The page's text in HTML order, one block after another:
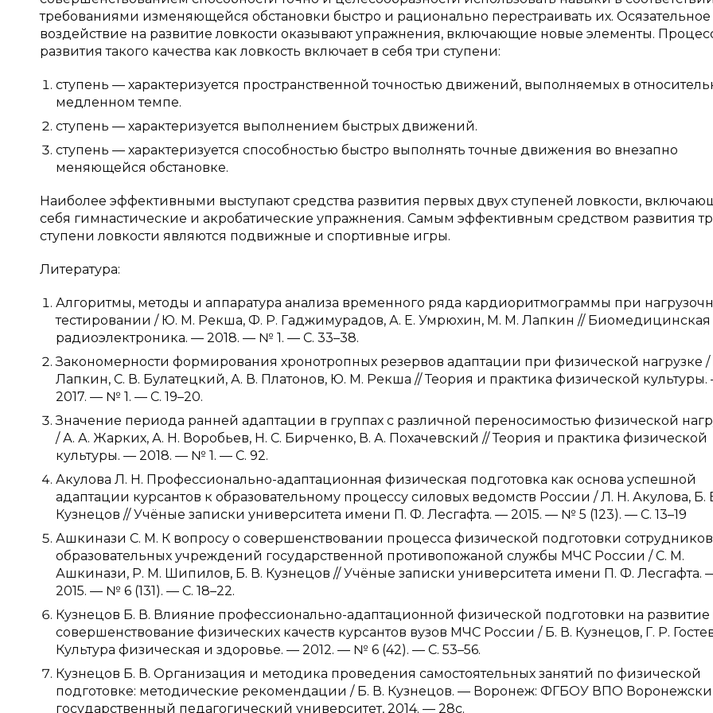
требованиями изменяющейся обстановки быстро и рационально перестраивать их. Осязательное
воздействие на развитие ловкости оказывают упражнения, включающие новые элементы.
развития такого качества как ловкость включает в себя три ступени:
ступень — характеризуется пространственной точностью движений, выполняемых в
медленном темпе.
ступень — характеризуется выполнением быстрых движений.
ступень — характеризуется способностью быстро выполнять точные движения во внезапно
меняющейся обстановке.
Наиболее эффективными выступают средства развития первых двух ступеней ловкости,
себя гимнастические и акробатические упражнения. Самым эффективным средством развития
ступени ловкости являются подвижные и спортивные игры.
Литература:
Алгоритмы, методы и аппаратура анализа временного ряда кардиоритмограммы при
тестировании / Ю. М. Рекша, Ф. Р. Гаджимурадов, А. Е. Умрюхин, М. М. Лапкин // Биомедицинская
радиоэлектроника. — 2018. — № 1. — С. 33–38.
Закономерности формирования хронотропных резервов адаптации при физической нагрузке
Лапкин, С. В. Булатецкий, А. В. Платонов, Ю. М. Рекша // Теория и практика физической
2017. — № 1. — С. 19–20.
Значение периода ранней адаптации в группах с различной переносимостью физической
/ А. А. Жарких, А. Н. Воробьев, Н. С. Бирченко, В. А. Похачевский // Теория и практика физической
культуры. — 2018. — № 1. — С. 92.
Акулова Л. Н. Профессионально-адаптационная физическая подготовка как основа успешной
адаптации курсантов к образовательному процессу силовых ведомств России / Л. Н. Акулова, Б.
Кузнецов // Учёные записки университета имени П. Ф. Лесгафта. — 2015. — № 5 (123). — С. 13–19
Ашкинази С. М. К вопросу о совершенствовании процесса физической подготовки сотрудников
образовательных учреждений государственной противопожаной службы МЧС России / С. М.
Ашкинази, Р. М. Шипилов, Б. В. Кузнецов // Учёные записки университета имени П. Ф. Лесгафта.
2015. — № 6 (131). — С. 18–22.
Кузнецов Б. В. Влияние профессионально-адаптационной физической подготовки на развитие
совершенствование физических качеств курсантов вузов МЧС России / Б. В. Кузнецов, Г. Р.
Культура физическая и здоровье. — 2012. — № 6 (42). — С. 53–56.
Кузнецов Б. В. Организация и методика проведения самостоятельных занятий по физической
подготовке: методические рекомендации / Б. В. Кузнецов. — Воронеж: ФГБОУ ВПО
государственный педагогический университет, 2014. — 28с.